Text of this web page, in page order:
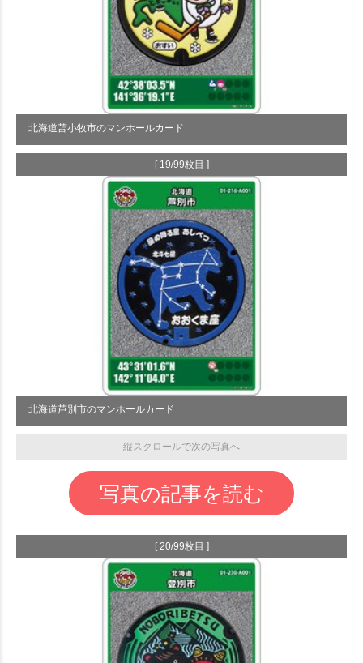
北海道苫小牧市のマンホールカード
[ 19/99枚目 ]
北海道芦別市のマンホールカード
縦スクロールで次の写真へ
写真の記事を読む
[ 20/99枚目 ]